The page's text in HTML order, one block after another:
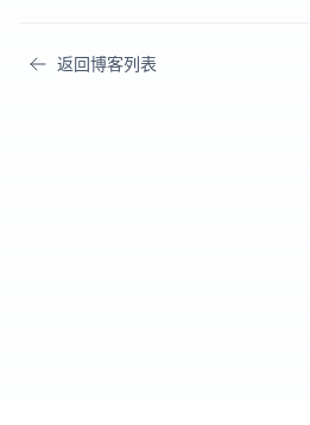
返回博客列表